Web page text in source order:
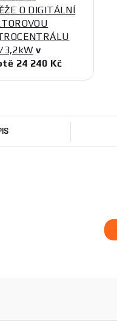
O DIGITÁLNÍ
3,2kW v
24 240 Kč